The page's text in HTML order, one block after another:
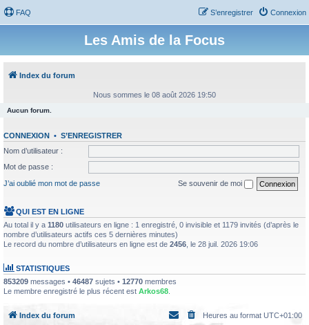
FAQ Connexion
S’enregistrer
Les Amis de la Focus
Index du forum
Nous sommes le 08 août 2026 19:50
Aucun forum.
CONNEXION • S’ENREGISTRER
Nom d’utilisateur :
Mot de passe :
J’ai oublié mon mot de passe
Se souvenir de moi
QUI EST EN LIGNE
Au total il y a 1180 utilisateurs en ligne : 1 enregistré, 0 invisible et 1179 invités (d’après le
nombre d’utilisateurs actifs ces 5 dernières minutes)
Le record du nombre d’utilisateurs en ligne est de 2456 , le 28 juil. 2026 19:06
STATISTIQUES
853209 messages • 46487 sujets • 12770 membres
Le membre enregistré le plus récent est Arkos68
Index du forum Heures au format UTC+01:00